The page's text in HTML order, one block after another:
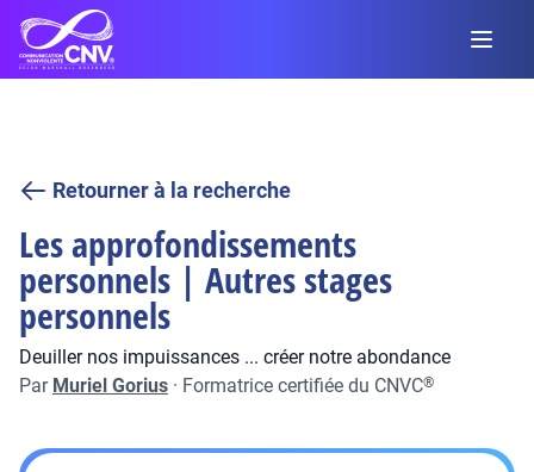
Retourner à la recherche
Les approfondissements
personnels | Autres stages
personnels
Deuiller nos impuissances ... créer notre abondance
Par Muriel Gorius · Formatrice certifiée du CNVC®